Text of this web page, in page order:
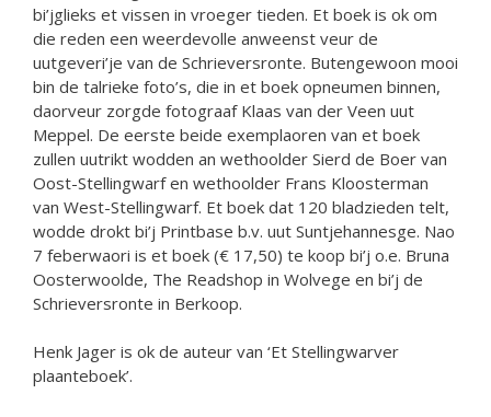
bi’jglieks et vissen in vroeger tieden. Et boek is ok om
die reden een weerdevolle anweenst veur de
uutgeveri’je van de Schrieversronte. Butengewoon mooi
bin de talrieke foto’s, die in et boek opneumen binnen,
daorveur zorgde fotograaf Klaas van der Veen uut
Meppel. De eerste beide exemplaoren van et boek
zullen uutrikt wodden an wethoolder Sierd de Boer van
Oost-Stellingwarf en wethoolder Frans Kloosterman
van West-Stellingwarf. Et boek dat 120 bladzieden telt,
wodde drokt bi’j Printbase b.v. uut Suntjehannesge. Nao
7 feberwaori is et boek (€ 17,50) te koop bi’j o.e. Bruna
Oosterwoolde, The Readshop in Wolvege en bi’j de
Schrieversronte in Berkoop.
Henk Jager is ok de auteur van ‘Et Stellingwarver
plaanteboek’.